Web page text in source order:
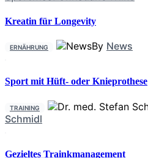
Kreatin für Longevity
ERNÄHRUNG By News
Sport mit Hüft- oder Knieprothese
TRAINING
Schmidl
Gezieltes Trainkmanagement